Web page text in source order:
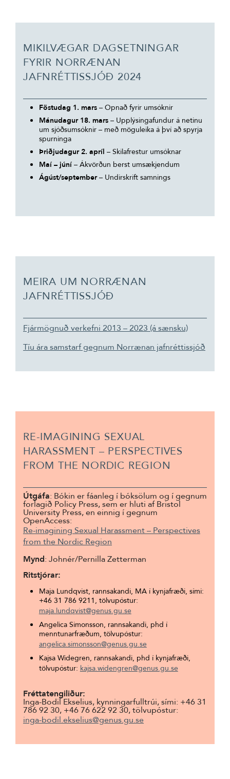
MIKILVÆGAR DAGSETNINGAR
FYRIR NORRÆNAN
JAFNRÉTTISSJÓÐ 2024
Föstudag 1. mars– Opnað fyrir umsóknir
Mánudagur 18. mars– Upplýsingafundur á netinu
um sjóðsumsóknir – með möguleika á því að spyrja
spurninga
Þriðjudagur 2. apríl – Skilafrestur umsóknar
Maí – júní– Ákvörðun berst umsækjendum
Ágúst/september– Undirskrift samnings
MEIRA UM NORRÆNAN
JAFNRÉTTISSJÓÐ
Fjármögnuð verkefni 2013 – 2023 (á sænsku)
Tíu ára samstarf gegnum Norrænan jafnréttissjóð
RE-IMAGINING SEXUAL
HARASSMENT – PERSPECTIVES
FROM THE NORDIC REGION
Útgáfa: Bókin er fáanleg í bóksölum og í gegnum
forlagið Policy Press, sem er hluti af Bristol
University Press, en einnig í gegnum
OpenAccess:
Re-imagining Sexual Harassment – Perspectives
from the Nordic Region
Mynd: Johnér/Pernilla Zetterman
Ritstjórar:
Maja Lundqvist, rannsakandi, MA í kynjafræði, sími:
+46 31 786 9211, tölvupóstur:
maja.lundqvist@genus.gu.se
Angelica Simonsson, rannsakandi, phd í
menntunarfræðum, tölvupóstur:
angelica.simonsson@genus.gu.se
Kajsa Widegren, rannsakandi, phd í kynjafræði,
tölvupóstur: kajsa.widengren@genus.gu.se
Fréttatengiliður:
Inga-Bodil Ekselius, kynningarfulltrúi, sími: +46 31
786 92 30, +46 76 622 92 30, tölvupóstur:
inga-bodil.ekselius@genus.gu.se